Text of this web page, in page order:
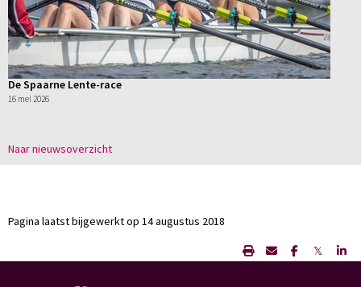
De Spaarne Lente-race
16 mei 2026
Naar nieuwsoverzicht
Pagina laatst bijgewerkt op 14 augustus 2018
𝕏